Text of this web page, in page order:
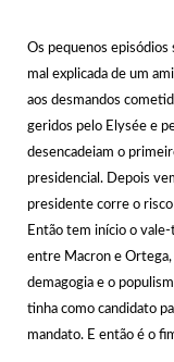
Os pequenos episódios
mal explicada de um
aos desmandos
geridos pelo Elysée e
desencadeiam o
presidencial. Depois
presidente corre o
Então tem início o
entre Macron e Ortega,
demagogia e o
tinha como candidato
mandato. E então é o